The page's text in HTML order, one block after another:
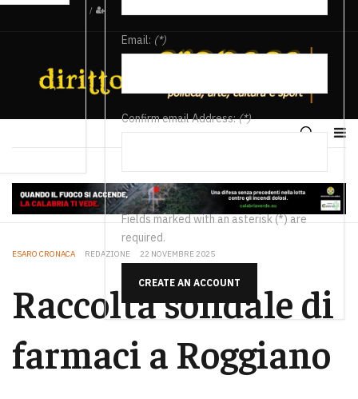
/
Email: (*)
Confirm email Address:(*)
Fields marked with an asterisk (*) are
required.
CREATE AN ACCOUNT
ESARO CRONACA REDAZIONE 22 NOVEMBRE 2025
Raccolta solidale di
farmaci a Roggiano